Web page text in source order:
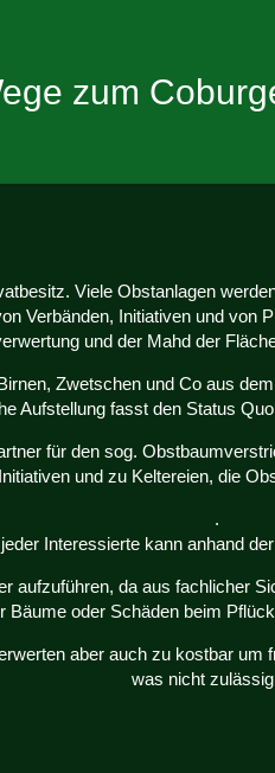
zum
Viele Obstanlagen
Verbänden, Initiativen und von
und der Mahd der
Zwetschen und Co aus
Aufstellung fasst den Status
für den sog.
und zu Keltereien, die
.
Interessierte kann anhand
aufzuführen, da aus fachlicher
Bäume oder Schäden beim
aber auch zu kostbar
was nicht